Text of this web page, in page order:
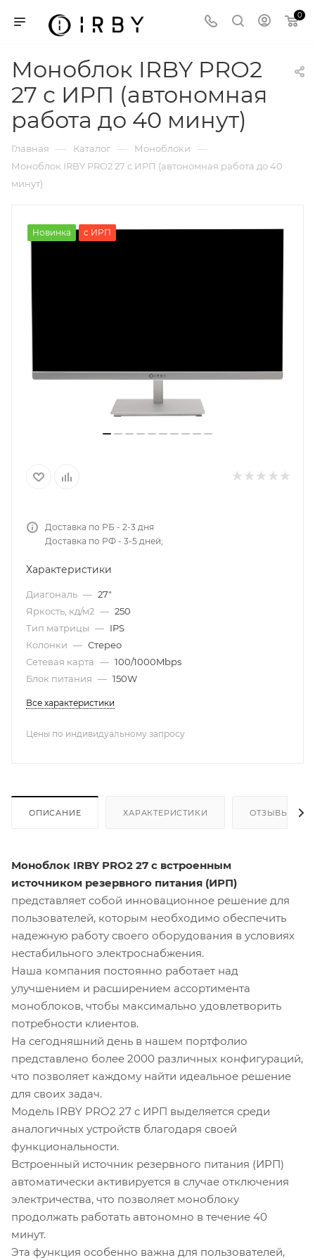
0
Моноблок IRBY PRO2
27 с ИРП (автономная
работа до 40 минут)
Главная — Каталог — Моноблоки —
Моноблок IRBY PRO2 27 с ИРП (автономная работа до 40
минут)
Новинка с ИРП
Доставка по РБ - 2-3 дня
Доставка по РФ - 3-5 дней;
Характеристики
Диагональ — 27"
Яркость, кд/м2 — 250
Тип матрицы — IPS
Колонки — Стерео
Сетевая карта — 100/1000Mbps
Блок питания — 150W
Все характеристики
Цены по индивидуальному запросу
ОПИСАНИЕ ХАРАКТЕРИСТИКИ ОТЗЫВЫ
Моноблок IRBY PRO2 27 с встроенным
источником резервного питания (ИРП)
представляет собой инновационное решение для
пользователей, которым необходимо обеспечить
надежную работу своего оборудования в условиях
нестабильного электроснабжения.
Наша компания постоянно работает над
улучшением и расширением ассортимента
моноблоков, чтобы максимально удовлетворить
потребности клиентов.
На сегодняшний день в нашем портфолио
представлено более 2000 различных конфигураций,
что позволяет каждому найти идеальное решение
для своих задач.
Модель IRBY PRO2 27 с ИРП выделяется среди
аналогичных устройств благодаря своей
функциональности.
Встроенный источник резервного питания (ИРП)
автоматически активируется в случае отключения
электричества, что позволяет моноблоку
продолжать работать автономно в течение 40
минут.
Эта функция особенно важна для пользователей,